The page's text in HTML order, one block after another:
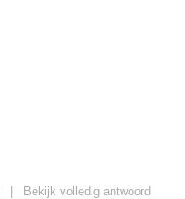
Bekijk volledig antwoord